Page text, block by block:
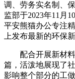
调、劳务实名制、
监部于2023年11月
平安熊猫办公专注
上发布最新的环保
配合开展新材料
篇，活泼地展现了
影响整个部分的工